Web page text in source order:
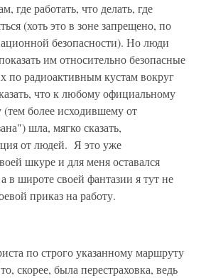
где работать, что делать, где
(хоть это в зоне запрещено, по
безопасности). Но люди
им относительно безопасные
по радиоактивным кустам вокруг
что к любому официальному
(тем более исходившему от
шла, мягко сказать,
от людей. Я это уже
шкуре и для меня оставался
в широте своей фантазии я тут не
приказ на работу.
по строго указанному маршруту
скорее, была перестраховка, ведь